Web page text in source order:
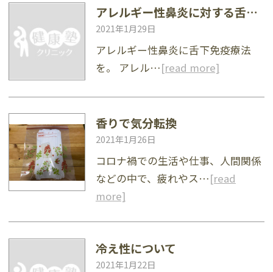
アレルギー性鼻炎に対する舌下免疫療法
2021年1月29日
アレルギー性鼻炎に舌下免疫療法
を。 アレル…[read more]
香りで気分転換
2021年1月26日
コロナ禍での生活や仕事、人間関係
などの中で、疲れやス…[read
more]
冷え性について
2021年1月22日